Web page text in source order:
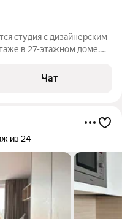
студия с дизайнерским
в 27-этажном доме.
мест
с
Чат
из 24